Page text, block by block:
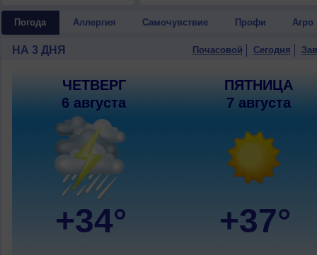
Погода Аллергия Самочувствие Профи Агро
НА 3 ДНЯ Почасовой Сегодня
ЧЕТВЕРГ
6 августа
+34°
ПЯТНИЦА
7 августа
+37°